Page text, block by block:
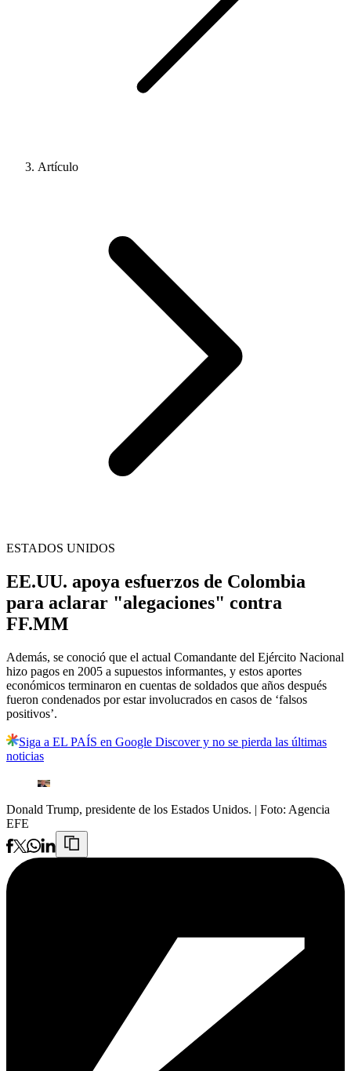
Artículo
ESTADOS UNIDOS
EE.UU. apoya esfuerzos de Colombia
para aclarar "alegaciones" contra
FF.MM
Además, se conoció que el actual Comandante del Ejército Nacional
hizo pagos en 2005 a supuestos informantes, y estos aportes
económicos terminaron en cuentas de soldados que años después
fueron condenados por estar involucrados en casos de ‘falsos
positivos’.
Siga a EL PAÍS en Google Discover y no se pierda las últimas
noticias
Donald Trump, presidente de los Estados Unidos. | Foto: Agencia
EFE